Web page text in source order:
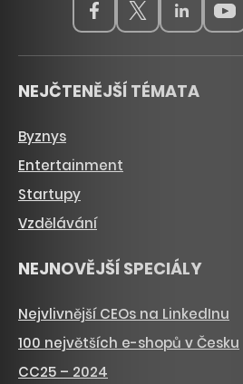
NEJČTENĚJŠÍ TÉMATA
Byznys
Entertainment
Startupy
Vzdělávání
NEJNOVĚJŠÍ SPECIÁLY
Nejvlivnější CEOs na LinkedInu
100 největších e-shopů v Česku
CC25 – 2024